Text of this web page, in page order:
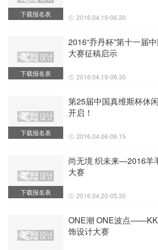
下载报名表 2016.04.19-06.30
下载报名表
2016“乔丹杯”第十一届
大赛征稿启示
2016.04.19-06.30
下载报名表
第25届中国真维斯杯休
开启！
2016.04.06-06.15
下载报名表
尚无境 织未来—2016羊
大赛
2016.04.20-05.30
ONE潮 ONE波点——KK
饰设计大赛